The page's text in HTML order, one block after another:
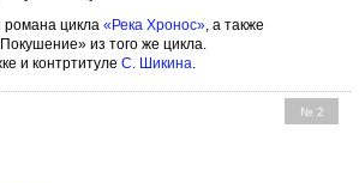
цикла «Река Хронос» , а также
из того же цикла.
и контртитуле С. Шикина
№ 2